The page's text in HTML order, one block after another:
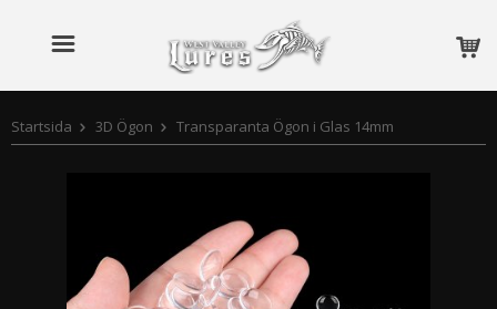
Startsida 3D Ögon Transparanta Ögon i Glas 14mm